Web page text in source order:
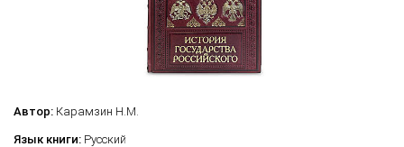
Автор: Карамзин Н.М.
Язык книги: Русский